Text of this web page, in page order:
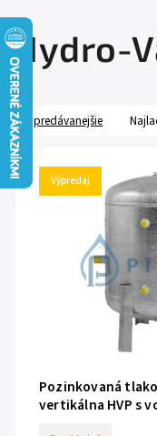
Hydro-
Najpredávanejšie
Výpredaj
Pozinkovaná
vertikálna HVP s